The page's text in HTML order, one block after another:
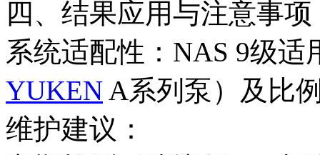
四、结果应用与注意事项
系统适配性‌：NAS 9级
YUKEN A系列泵）及比
维护建议‌：